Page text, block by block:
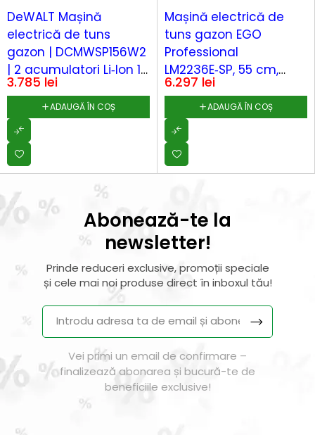
DeWALT Mașină
electrică de tuns
gazon | DCMWSP156W2
| 2 acumulatori Li‑Ion 18
V / 8.0 Ah | Lățime de
tăiere 53 cm |
Autopropulsie fără fir
3.785 lei
ADAUGĂ ÎN COȘ
Mașină electrică de
tuns gazon EGO
Professional
LM2236E‑SP, 55 cm,
autopropulsie,
acumulator Li‑Ion 56 V
/ 10 Ah
6.297 lei
ADAUGĂ ÎN COȘ
Abonează-te la
newsletter!
Prinde reduceri exclusive, promoții speciale
și cele mai noi produse direct în inboxul tău!
Vei primi un email de confirmare –
finalizează abonarea și bucură-te de
beneficiile exclusive!